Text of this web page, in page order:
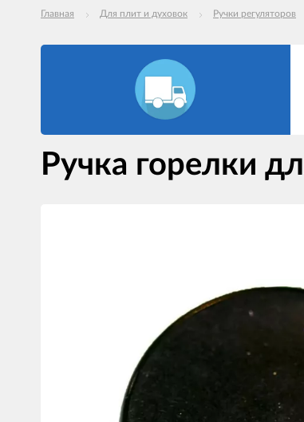
Главная Для плит и духовок Ручки регуляторов
Ручка горелки